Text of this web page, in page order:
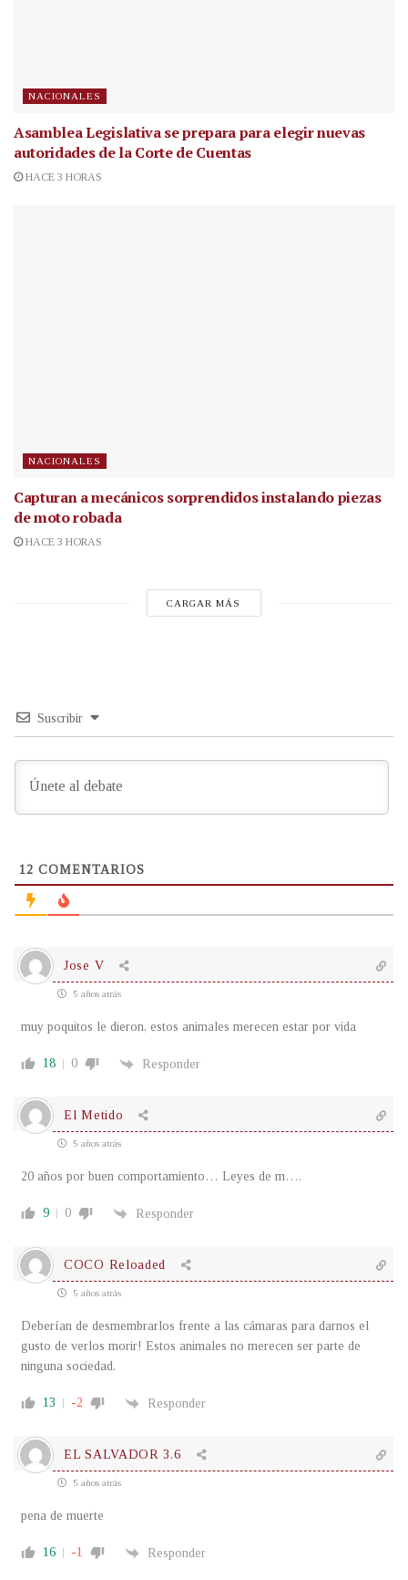
NACIONALES
Asamblea Legislativa se prepara para elegir nuevas
autoridades de la Corte de Cuentas
HACE 3 HORAS
NACIONALES
Capturan a mecánicos sorprendidos instalando piezas
de moto robada
HACE 3 HORAS
CARGAR MÁS
Suscribir
12 COMENTARIOS
Jose V
5 años atrás
muy poquitos le dieron, estos animales merecen estar por vida
18 0 Responder
El Metido
5 años atrás
20 años por buen comportamiento… Leyes de m….
9 0 Responder
COCO Reloaded
5 años atrás
Deberían de desmembrarlos frente a las cámaras para darnos el
gusto de verlos morir! Estos animales no merecen ser parte de
ninguna sociedad.
13 -2 Responder
EL SALVADOR 3.6
5 años atrás
pena de muerte
16 -1 Responder